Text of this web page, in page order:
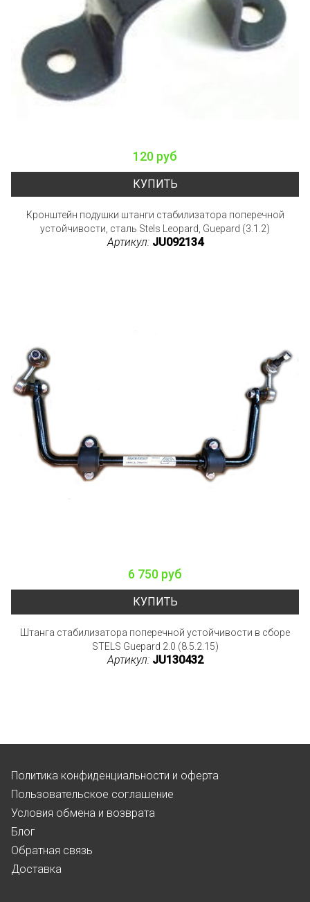
120 руб
КУПИТЬ
Кронштейн подушки штанги стабилизатора поперечной
устойчивости, сталь Stels Leopard, Guepard (3.1.2)
Артикул: JU092134
6 750 руб
КУПИТЬ
Штанга стабилизатора поперечной устойчивости в сборе
STELS Guepard 2.0 (8.5.2.15)
Артикул: JU130432
Политика конфиденциальности и оферта
Пользовательское соглашение
Условия обмена и возврата
Блог
Обратная связь
Доставка